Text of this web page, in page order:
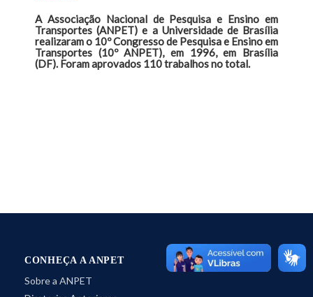
A Associação Nacional de Pesquisa e Ensino em
Transportes (ANPET) e a Universidade de Brasília
realizaram o 10º Congresso de Pesquisa e Ensino em
Transportes (10º ANPET), em 1996, em Brasília
(DF). Foram aprovados 110 trabalhos no total.
CONHEÇA A ANPET
Sobre a ANPET